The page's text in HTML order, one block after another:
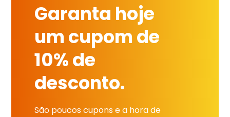
Garanta hoje
um cupom de
10% de
desconto.
São poucos cupons e a hora de